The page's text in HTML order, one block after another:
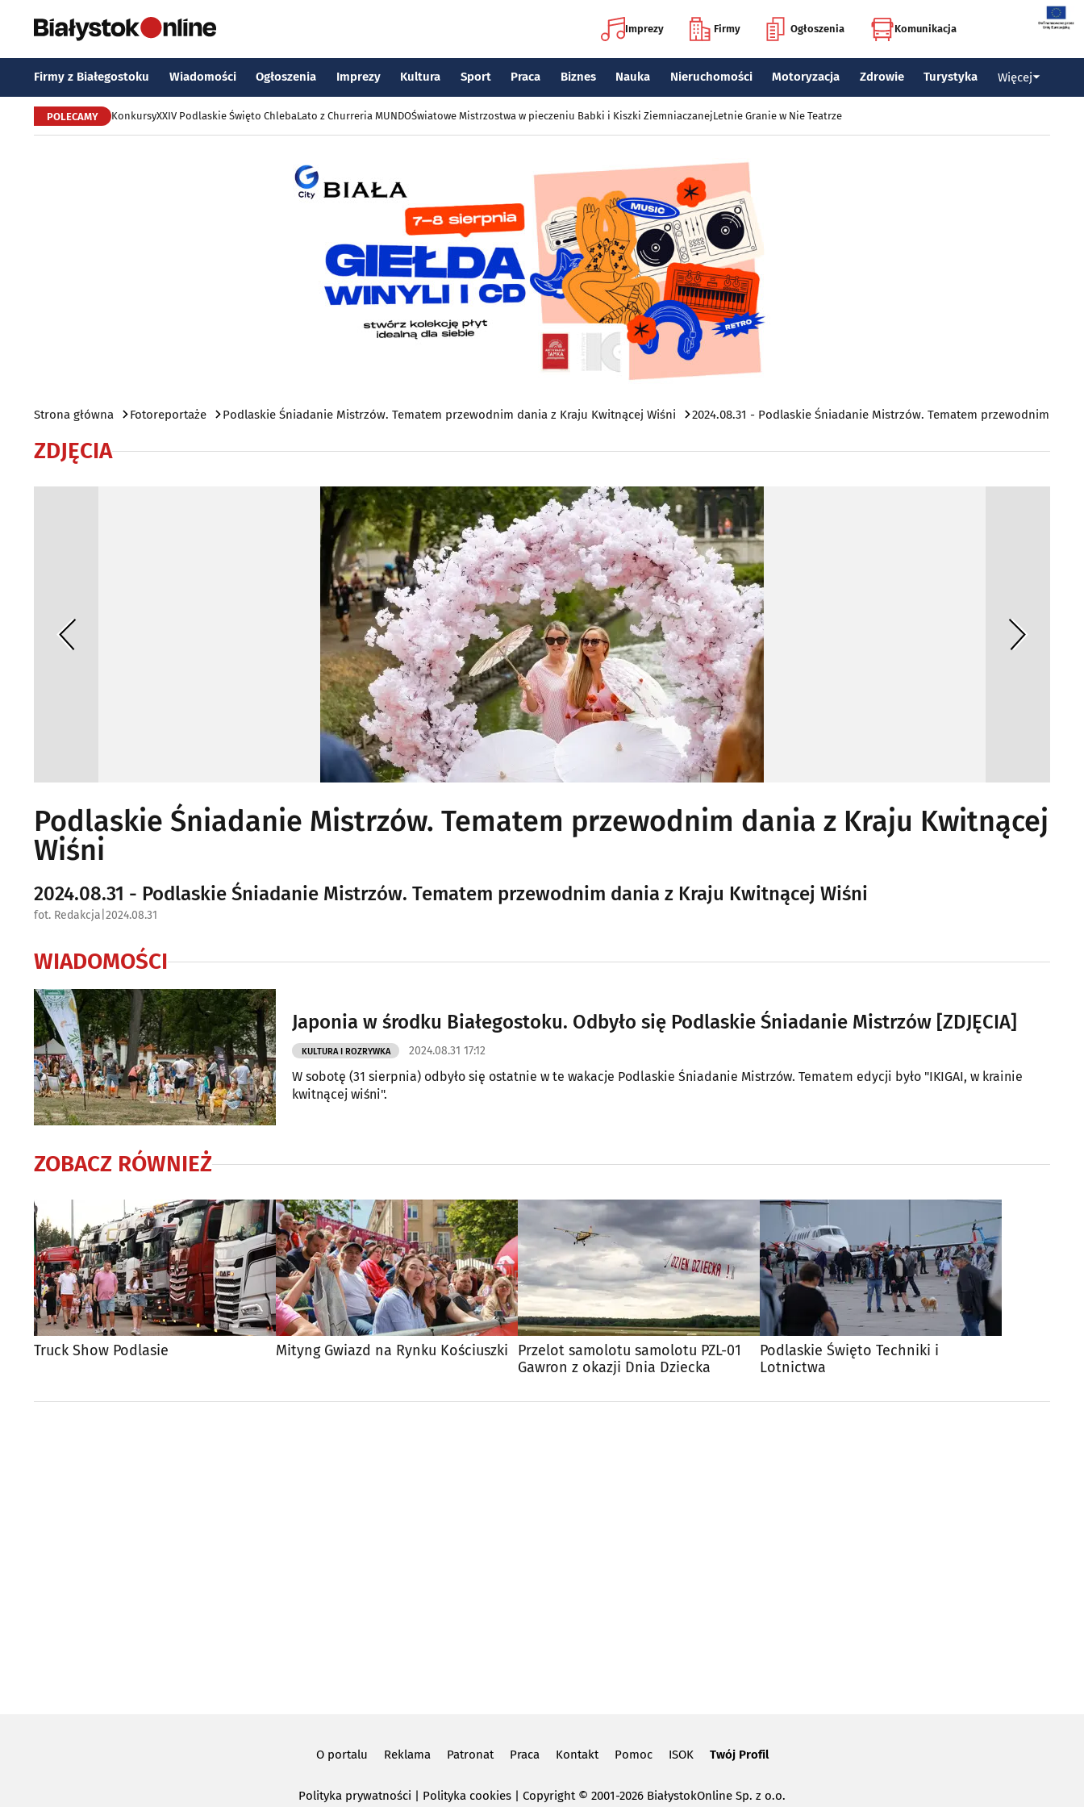
Imprezy Firmy Ogłoszenia Komunikacja
Firmy z Białegostoku Wiadomości Ogłoszenia Imprezy Kultura Sport Praca Biznes Nauka Nieruchomości Motoryzacja Zdrowie Turystyka Więcej
POLECAMY KonkursyXXIV Podlaskie Święto ChlebaLato z Churreria MUNDOŚwiatowe Mistrzostwa w pieczeniu Babki i Kiszki ZiemniaczanejLetnie Granie w Nie Teatrze
Strona główna Fotoreportaże Podlaskie Śniadanie Mistrzów. Tematem przewodnim dania z Kraju Kwitnącej Wiśni 2024.08.31 - Podlaskie Śniadanie Mistrzów. Tematem przewodnim
ZDJĘCIA
Podlaskie Śniadanie Mistrzów. Tematem przewodnim dania z Kraju Kwitnącej
Wiśni
2024.08.31 - Podlaskie Śniadanie Mistrzów. Tematem przewodnim dania z Kraju Kwitnącej Wiśni
fot. Redakcja 2024.08.31
WIADOMOŚCI
Japonia w środku Białegostoku. Odbyło się Podlaskie Śniadanie Mistrzów [ZDJĘCIA]
KULTURA I ROZRYWKA 2024.08.31 17:12
W sobotę (31 sierpnia) odbyło się ostatnie w te wakacje Podlaskie Śniadanie Mistrzów. Tematem edycji było "IKIGAI, w krainie
kwitnącej wiśni".
ZOBACZ RÓWNIEŻ
Truck Show Podlasie Mityng Gwiazd na Rynku Kościuszki
Przelot samolotu samolotu PZL-01
Gawron z okazji Dnia Dziecka
Podlaskie Święto Techniki i
Lotnictwa
O portalu Reklama Patronat Praca Kontakt Pomoc ISOK Twój Profil
Polityka prywatności | Polityka cookies Copyright© 2001-2026 BiałystokOnline Sp. z o.o.